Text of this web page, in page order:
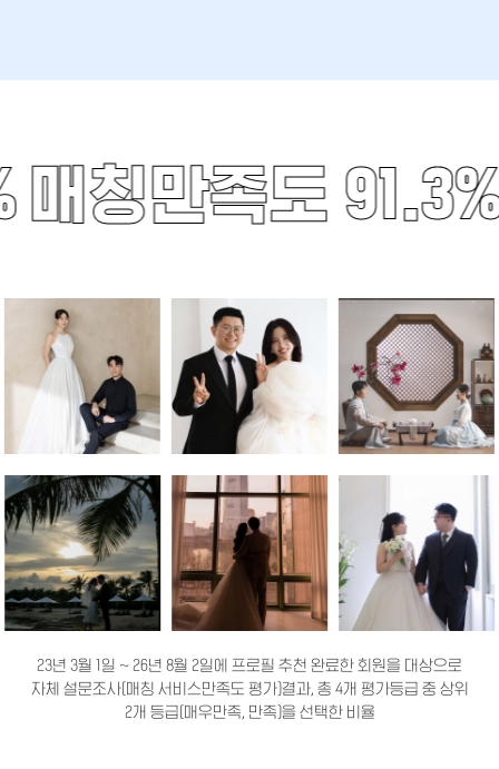
매칭만족도 91.3%
23년 3월 1일 ~ 26년 8월 2일에 프로필 추천 완료한 회원을 대상으로
자체 설문조사(매칭 서비스만족도 평가)결과, 총 4개 평가등급 중 상위
2개 등급(매우만족, 만족)을 선택한 비율